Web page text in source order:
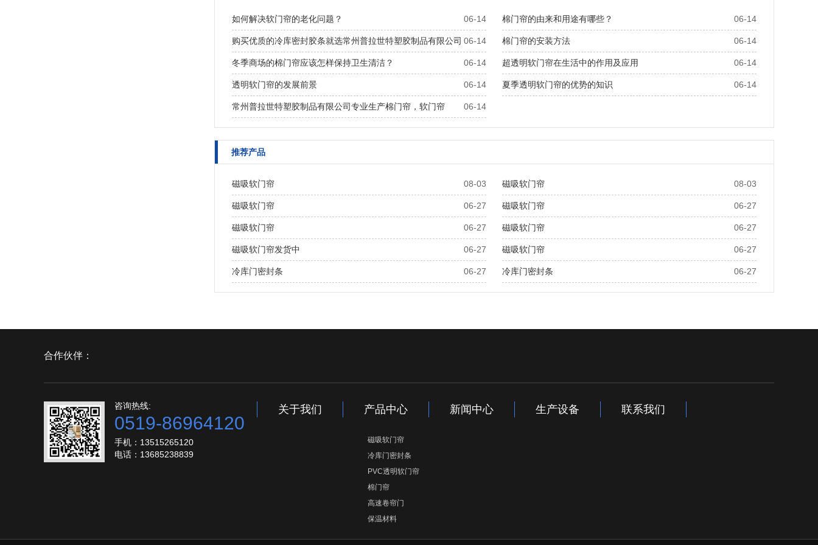
06-14
如何解决软门帘的老化问题？ 06-14
棉门帘的由来和用途有哪些？
06-14
购买优质的冷库密封胶条就选常州普拉世特塑胶制品有限公司 06-14
棉门帘的安装方法
06-14
冬季商场的棉门帘应该怎样保持卫生清洁？ 06-14
超透明软门帘在生活中的作用及应用
06-14
透明软门帘的发展前景 06-14
夏季透明软门帘的优势的知识
06-14
常州普拉世特塑胶制品有限公司专业生产棉门帘，软门帘
推荐产品
08-03
磁吸软门帘 08-03
磁吸软门帘
06-27
磁吸软门帘 06-27
磁吸软门帘
06-27
磁吸软门帘 06-27
磁吸软门帘
06-27
磁吸软门帘发货中 06-27
磁吸软门帘
06-27
冷库门密封条 06-27
冷库门密封条
合作伙伴：
咨询热线:
0519-86964120
手机：13515265120
电话：13685238839
关于我们 产品中心
磁吸软门帘
冷库门密封条
PVC透明软门帘
棉门帘
高速卷帘门
保温材料
新闻中心 生产设备 联系我们